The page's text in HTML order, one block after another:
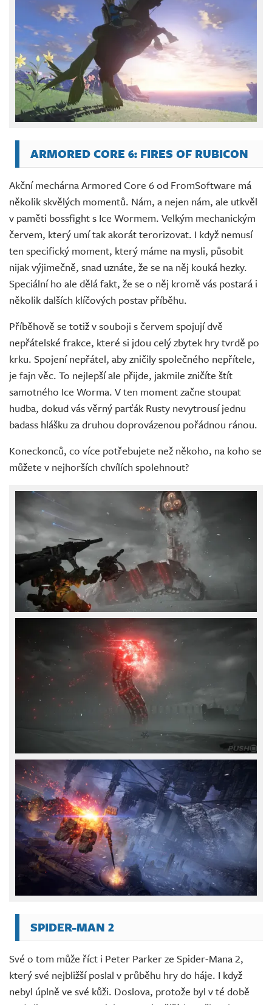
ARMORED CORE 6: FIRES OF RUBICON
Akční mechárna Armored Core 6 od FromSoftware má
několik skvělých momentů. Nám, a nejen nám, ale utkvěl
v paměti bossfight s Ice Wormem. Velkým mechanickým
červem, který umí tak akorát terorizovat. I když nemusí
ten specifický moment, který máme na mysli, působit
nijak výjimečně, snad uznáte, že se na něj kouká hezky.
Speciální ho ale dělá fakt, že se o něj kromě vás postará i
několik dalších klíčových postav příběhu.
Příběhově se totiž v souboji s červem spojují dvě
nepřátelské frakce, které si jdou celý zbytek hry tvrdě po
krku. Spojení nepřátel, aby zničily společného nepřítele,
je fajn věc. To nejlepší ale přijde, jakmile zničíte štít
samotného Ice Worma. V ten moment začne stoupat
hudba, dokud vás věrný parťák Rusty nevytrousí jednu
badass hlášku za druhou doprovázenou pořádnou ránou.
Koneckonců, co více potřebujete než někoho, na koho se
můžete v nejhorších chvílích spolehnout?
SPIDER-MAN 2
Své o tom může říct i Peter Parker ze Spider-Mana 2,
který své nejbližší poslal v průběhu hry do háje. I když
nebyl úplně ve své kůži. Doslova, protože byl v té době